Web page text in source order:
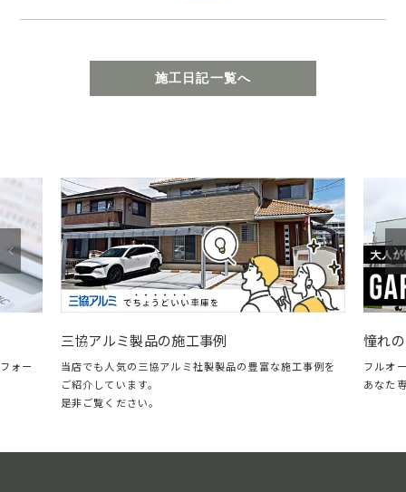
施工日記一覧へ
品の施工事例
協アルミ社製製品の豊富な施工事例を
憧れのガレージ・LIXILスタ
フルオープン＆クローズに対応した
あなた専用のガレージリビング。